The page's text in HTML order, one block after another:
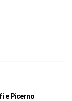
e Picerno